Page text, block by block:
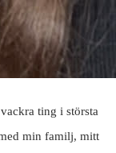
ting i största
min familj, mitt